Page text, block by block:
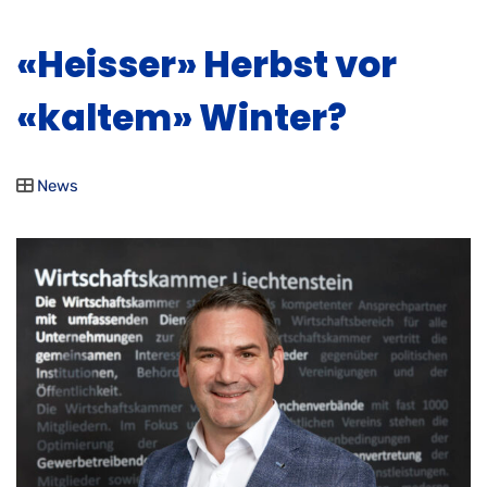
«Heisser» Herbst vor
«kaltem» Winter?
News